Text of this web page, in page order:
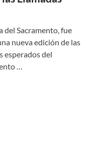
del Sacramento, fue
nueva edición de las
esperados del
…